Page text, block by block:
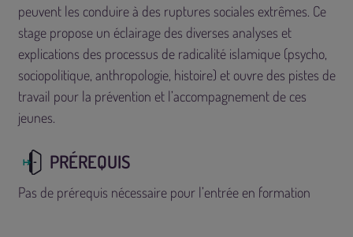
peuvent les conduire à des ruptures sociales extrêmes. Ce
stage propose un éclairage des diverses analyses et
explications des processus de radicalité islamique (psycho,
sociopolitique, anthropologie, histoire) et ouvre des pistes de
travail pour la prévention et l’accompagnement de ces
jeunes.
PRÉREQUIS
Pas de prérequis nécessaire pour l’entrée en formation